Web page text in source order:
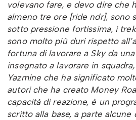
volevano fare, e devo dire che
almeno tre ore [ride ndr], sono
sotto pressione fortissima, i
sono molto più duri rispetto
fortuna di lavorare a Sky da
insegnato a lavorare in
Yazmine che ha significato
autori che ha creato Money
capacità di reazione, è un
scritto alla base, a parte alcune